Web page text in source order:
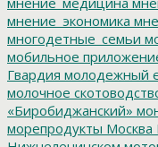
мнение_экономика
многодетные_семьи
мобильное
Гвардия молодежный
молочное
«Биробиджанский»
морепродукты Москва